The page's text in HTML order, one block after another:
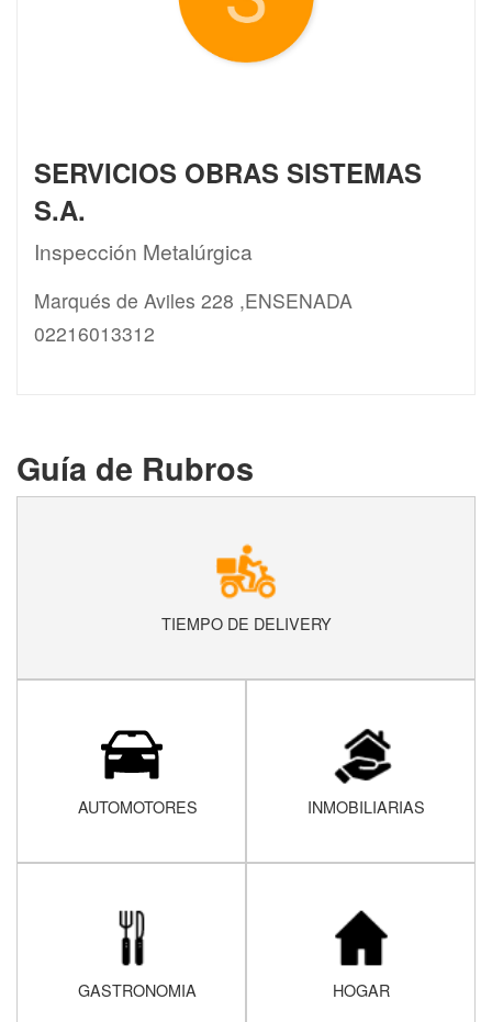
SERVICIOS OBRAS SISTEMAS
S.A.
Inspección Metalúrgica
Marqués de Aviles 228 ,ENSENADA
02216013312
Guía de Rubros
TIEMPO DE DELIVERY
AUTOMOTORES INMOBILIARIAS
GASTRONOMIA HOGAR